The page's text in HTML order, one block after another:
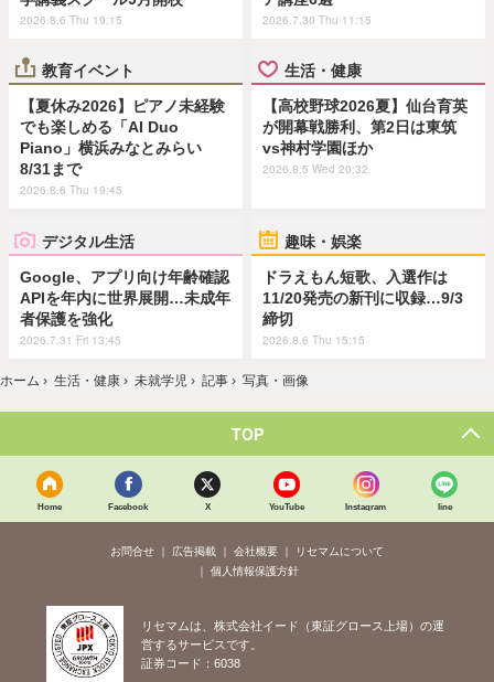
2026.8.6 Thu 19:15 2026.7.30 Thu 11:15
教育イベント
【夏休み2026】ピアノ未経験
でも楽しめる「AI Duo
Piano」横浜みなとみらい
8/31まで
2026.8.6 Thu 19:45
生活・健康
【高校野球2026夏】仙台育英
が開幕戦勝利、第2日は東筑
vs神村学園ほか
2026.8.5 Wed 20:32
デジタル生活
Google、アプリ向け年齢確認
APIを年内に世界展開…未成年
者保護を強化
2026.7.31 Fri 13:45
趣味・娯楽
ドラえもん短歌、入選作は
11/20発売の新刊に収録…9/3
締切
2026.8.6 Thu 15:15
ホーム › 生活・健康 › 未就学児 › 記事 › 写真・画像
TOP
Home Facebook X YouTube Instagram line
お問合せ 広告掲載 会社概要
リセマムについて
個人情報保護方針
リセマムは、株式会社イード（東証グロース上場）の運
営するサービスです。
証券コード：6038